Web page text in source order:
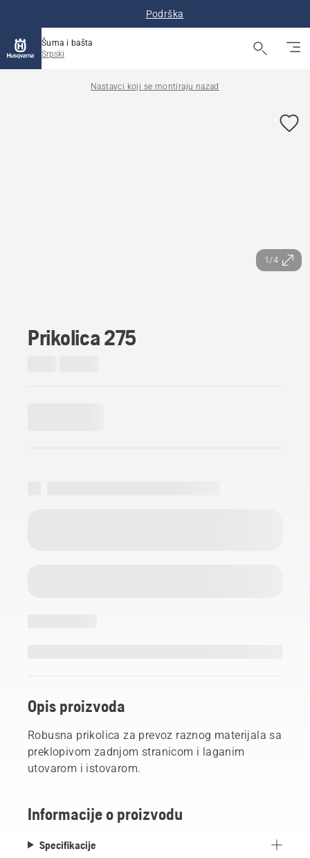
Podrška
Šuma i bašta
Srpski
Nastavci koji se montiraju nazad
1/4
Prikolica 275
Opis proizvoda
Robusna prikolica za prevoz raznog materijala sa
preklopivom zadnjom stranicom i laganim
utovarom i istovarom.
Informacije o proizvodu
Specifikacije